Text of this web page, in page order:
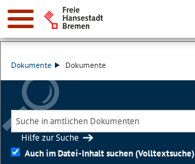
Dokumente Dokumente
Hilfe zur Suche
Auch im Datei-Inhalt suchen (Volltextsuche)